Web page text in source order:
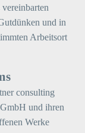
und in
Arbeitsort
consulting
und ihren
Werke